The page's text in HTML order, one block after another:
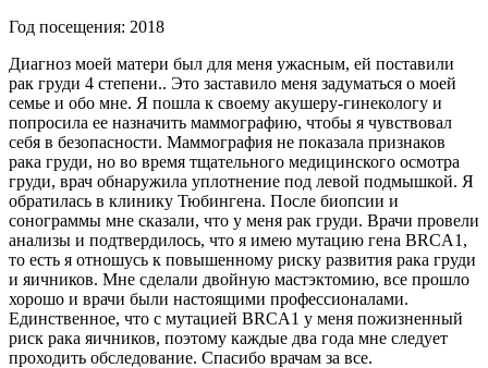
Год посещения: 2018
Диагноз моей матери был для меня ужасным, ей поставили
рак груди 4 степени.. Это заставило меня задуматься о моей
семье и обо мне. Я пошла к своему акушеру-гинекологу и
попросила ее назначить маммографию, чтобы я чувствовал
себя в безопасности. Маммография не показала признаков
рака груди, но во время тщательного медицинского осмотра
груди, врач обнаружила уплотнение под левой подмышкой. Я
обратилась в клинику Тюбингена. После биопсии и
сонограммы мне сказали, что у меня рак груди. Врачи провели
анализы и подтвердилось, что я имею мутацию гена BRCA1,
то есть я отношусь к повышенному риску развития рака груди
и яичников. Мне сделали двойную мастэктомию, все прошло
хорошо и врачи были настоящими профессионалами.
Единственное, что с мутацией BRCA1 у меня пожизненный
риск рака яичников, поэтому каждые два года мне следует
проходить обследование. Спасибо врачам за все.